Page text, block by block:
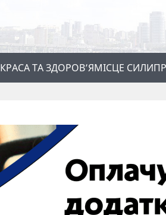
КРАСА ТА ЗДОРОВ’ЯМІСЦЕ СИЛИ